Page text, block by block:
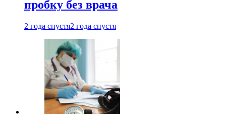
пробку без врача
2 года спустя2 года спустя